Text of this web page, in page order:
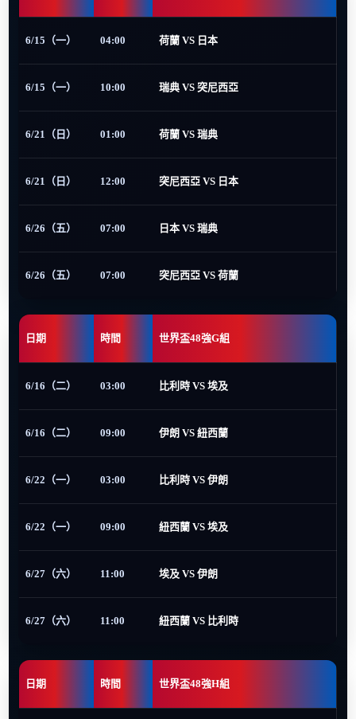
6/15（一） 04:00 荷蘭 VS 日本
6/15（一） 10:00 瑞典 VS 突尼西亞
6/21（日） 01:00 荷蘭 VS 瑞典
6/21（日） 12:00 突尼西亞 VS 日本
6/26（五） 07:00 日本 VS 瑞典
6/26（五） 07:00 突尼西亞 VS 荷蘭
日期 時間 世界盃48強G組
6/16（二） 03:00 比利時 VS 埃及
6/16（二） 09:00 伊朗 VS 紐西蘭
6/22（一） 03:00 比利時 VS 伊朗
6/22（一） 09:00 紐西蘭 VS 埃及
6/27（六） 11:00 埃及 VS 伊朗
6/27（六） 11:00 紐西蘭 VS 比利時
日期 時間 世界盃48強H組